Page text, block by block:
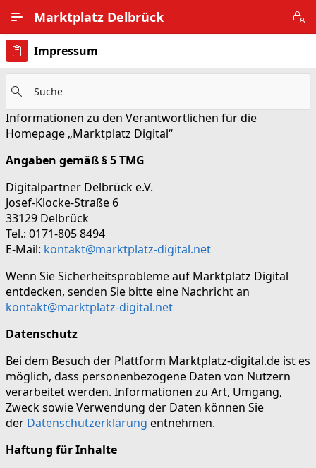
Marktplatz Delbrück
Alle Ortsteile
Impressum
Nutzungsbedingungen
Datenschutz
Impressum
Suche
Informationen zu den Verantwortlichen für die
Homepage „Marktplatz Digital“
Angaben gemäß § 5 TMG
Digitalpartner Delbrück e.V.
Josef-Klocke-Straße 6
33129 Delbrück
Tel.: 0171-805 8494
E-Mail: kontakt@marktplatz-digital.net
Wenn Sie Sicherheitsprobleme auf Marktplatz Digital
entdecken, senden Sie bitte eine Nachricht an
kontakt@marktplatz-digital.net
Datenschutz
Bei dem Besuch der Plattform Marktplatz-digital.de ist es
möglich, dass personenbezogene Daten von Nutzern
verarbeitet werden. Informationen zu Art, Umgang,
Zweck sowie Verwendung der Daten können Sie
der Datenschutzerklärung entnehmen.
Haftung für Inhalte